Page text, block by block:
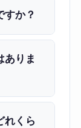
すか？
ありま
れくら